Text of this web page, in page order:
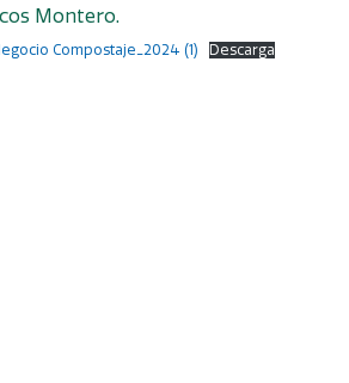
Montero.
Compostaje_2024 (1) Descarga